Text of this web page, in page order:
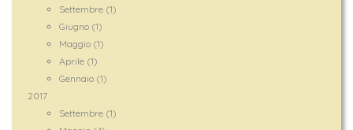
Settembre (1)
Giugno (1)
Maggio (1)
Aprile (1)
Gennaio (1)
2017
Settembre (1)